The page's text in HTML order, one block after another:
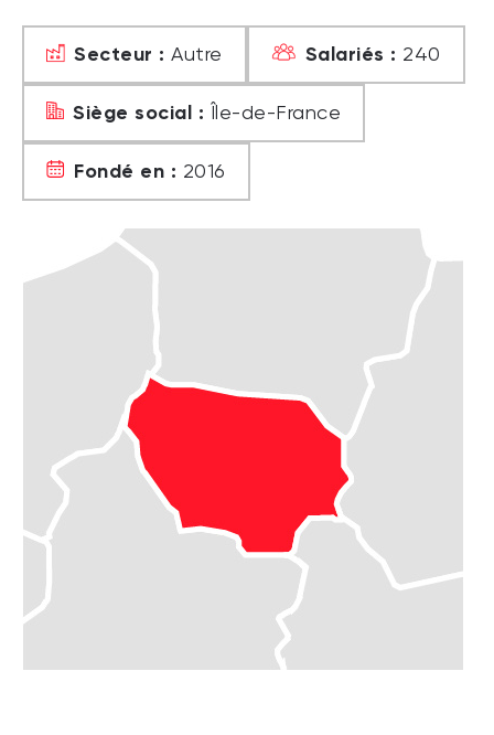
Secteur : Autre Salariés : 240
Siège social : Île-de-France
Fondé en : 2016